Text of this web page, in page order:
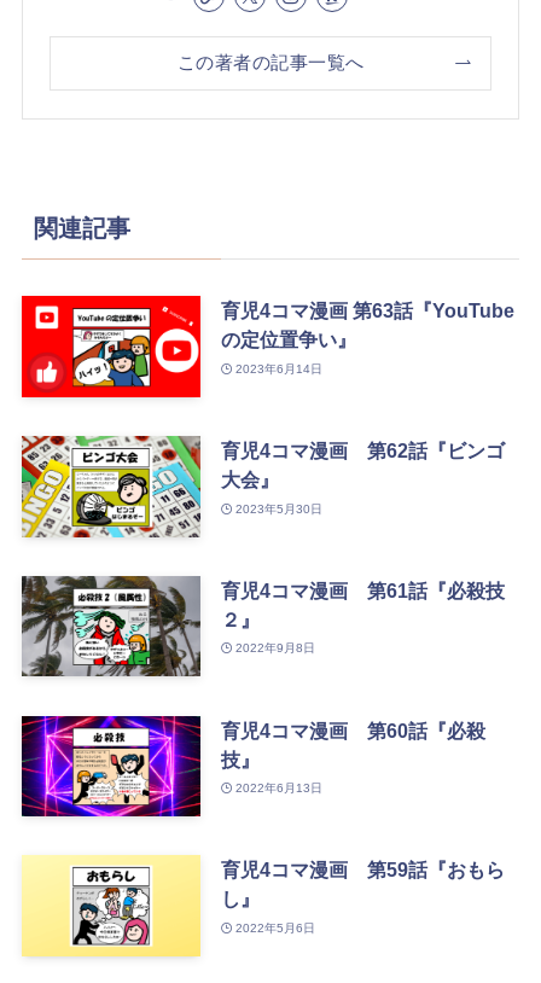
この著者の記事一覧へ
関連記事
育児4コマ漫画 第63話『YouTube
の定位置争い』
2023年6月14日
育児4コマ漫画 第62話『ビンゴ
大会』
2023年5月30日
育児4コマ漫画 第61話『必殺技
２』
2022年9月8日
育児4コマ漫画 第60話『必殺
技』
2022年6月13日
育児4コマ漫画 第59話『おもら
し』
2022年5月6日